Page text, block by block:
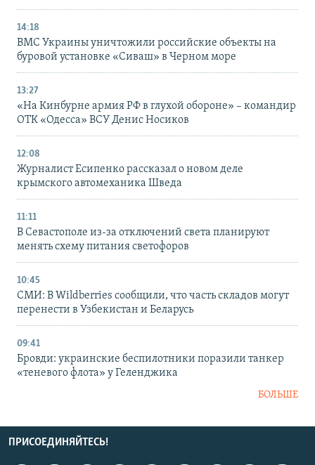
14:18
ВМС Украины уничтожили российские объекты на
буровой установке «Сиваш» в Черном море
13:27
«На Кинбурне армия РФ в глухой обороне» – командир
ОТК «Одесса» ВСУ Денис Носиков
12:08
Журналист Есипенко рассказал о новом деле
крымского автомеханика Шведа
11:11
В Севастополе из-за отключений света планируют
менять схему питания светофоров
10:45
СМИ: В Wildberries сообщили, что часть складов могут
перенести в Узбекистан и Беларусь
09:41
Бровди: украинские беспилотники поразили танкер
«теневого флота» у Геленджика
БОЛЬШЕ
ПРИСОЕДИНЯЙТЕСЬ!